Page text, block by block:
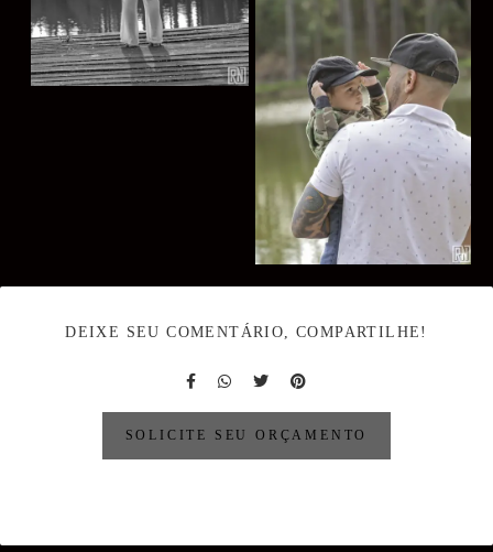
DEIXE SEU COMENTÁRIO, COMPARTILHE!
SOLICITE SEU ORÇAMENTO